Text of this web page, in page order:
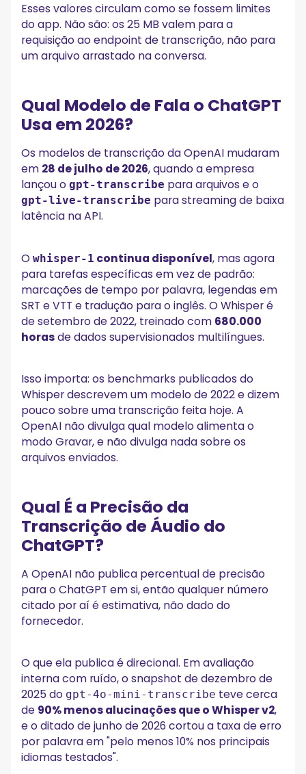
Esses valores circulam como se fossem limites
do app. Não são: os 25 MB valem para a
requisição ao endpoint de transcrição, não para
um arquivo arrastado na conversa.
Qual Modelo de Fala o ChatGPT
Usa em 2026?
Os modelos de transcrição da OpenAI mudaram
em 28 de julho de 2026, quando a empresa
lançou ogpt-transcribe para arquivos e o
gpt-live-transcribe para streaming de baixa
latência na API.
Owhisper-1 continua disponível, mas agora
para tarefas específicas em vez de padrão:
marcações de tempo por palavra, legendas em
SRT e VTT e tradução para o inglês. O Whisper é
de setembro de 2022, treinado com 680.000
horasde dados supervisionados multilíngues.
Isso importa: os benchmarks publicados do
Whisper descrevem um modelo de 2022 e dizem
pouco sobre uma transcrição feita hoje. A
OpenAI não divulga qual modelo alimenta o
modo Gravar, e não divulga nada sobre os
arquivos enviados.
Qual É a Precisão da
Transcrição de Áudio do
ChatGPT?
A OpenAI não publica percentual de precisão
para o ChatGPT em si, então qualquer número
citado por aí é estimativa, não dado do
fornecedor.
O que ela publica é direcional. Em avaliação
interna com ruído, o snapshot de dezembro de
2025 do gpt-4o-mini-transcribe teve cerca
de 90% menos alucinações que o Whisper v2,
e o ditado de junho de 2026 cortou a taxa de erro
por palavra em "pelo menos 10% nos principais
idiomas testados".